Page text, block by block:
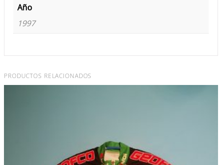
Año
1997
PRODUCTOS RELACIONADOS